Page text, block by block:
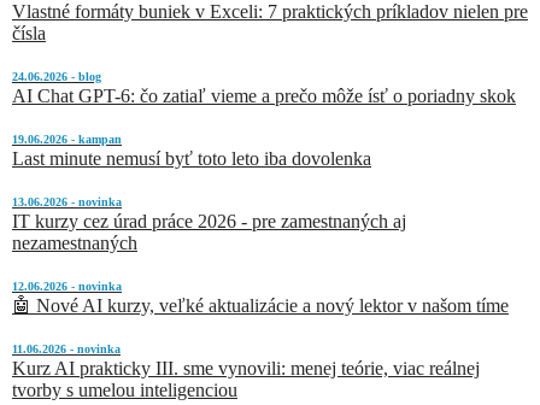
Vlastné formáty buniek v Exceli: 7 praktických príkladov nielen pre
čísla
24.06.2026 - blog
AI Chat GPT-6: čo zatiaľ vieme a prečo môže ísť o poriadny skok
19.06.2026 - kampan
Last minute nemusí byť toto leto iba dovolenka
13.06.2026 - novinka
IT kurzy cez úrad práce 2026 - pre zamestnaných aj
nezamestnaných
12.06.2026 - novinka
🤖 Nové AI kurzy, veľké aktualizácie a nový lektor v našom tíme
11.06.2026 - novinka
Kurz AI prakticky III. sme vynovili: menej teórie, viac reálnej
tvorby s umelou inteligenciou